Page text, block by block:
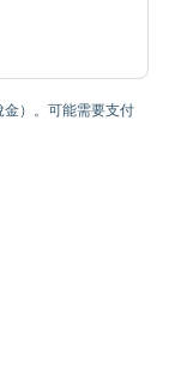
）。可能需要支付